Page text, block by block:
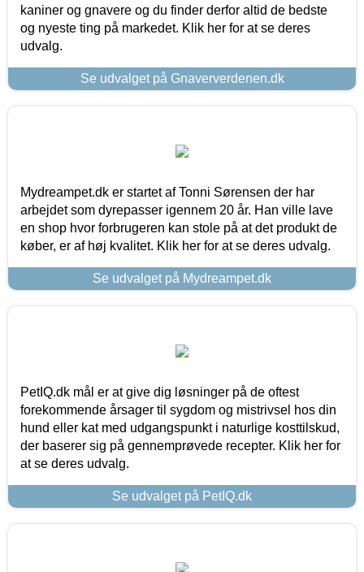
kaniner og gnavere og du finder derfor altid de bedste
og nyeste ting på markedet. Klik her for at se deres
udvalg.
Se udvalget på Gnaververdenen.dk
Mydreampet.dk er startet af Tonni Sørensen der har
arbejdet som dyrepasser igennem 20 år. Han ville lave
en shop hvor forbrugeren kan stole på at det produkt de
køber, er af høj kvalitet. Klik her for at se deres udvalg.
Se udvalget på Mydreampet.dk
PetIQ.dk mål er at give dig løsninger på de oftest
forekommende årsager til sygdom og mistrivsel hos din
hund eller kat med udgangspunkt i naturlige kosttilskud,
der baserer sig på gennemprøvede recepter. Klik her for
at se deres udvalg.
Se udvalget på PetIQ.dk